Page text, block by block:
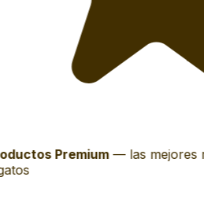
Premium—las mejores